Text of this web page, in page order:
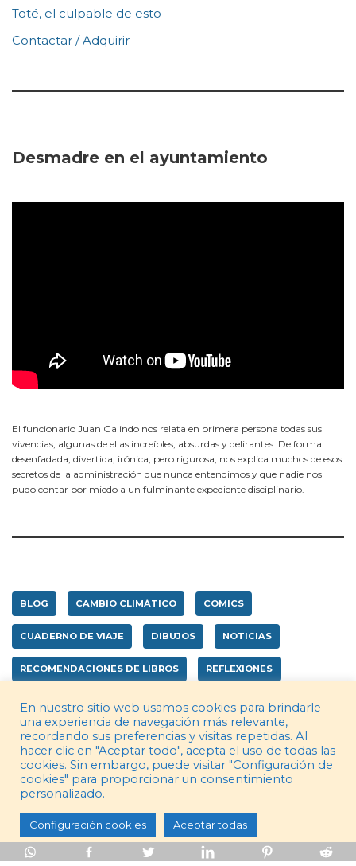
Toté, el culpable de esto
Contactar / Adquirir
Desmadre en el ayuntamiento
El funcionario Juan Galindo nos relata en primera persona todas sus
vivencias, algunas de ellas increíbles, absurdas y delirantes. De forma
desenfadada, divertida, irónica, pero rigurosa, nos explica muchos de esos
secretos de la administración que nunca entendimos y que nadie nos
pudo contar por miedo a un fulminante expediente disciplinario.
BLOG CAMBIO CLIMÁTICO COMICS
CUADERNO DE VIAJE DIBUJOS NOTICIAS
RECOMENDACIONES DE LIBROS REFLEXIONES
SIN CATEGORÍA
elcomic.es | 2022
En nuestro sitio web usamos cookies para brindarle
una experiencia de navegación más relevante,
recordando sus preferencias y visitas repetidas. Al
hacer clic en "Aceptar todo", acepta el uso de todas las
cookies. Sin embargo, puede visitar "Configuración de
cookies" para proporcionar un consentimiento
personalizado.
Configuración cookies Aceptar todas